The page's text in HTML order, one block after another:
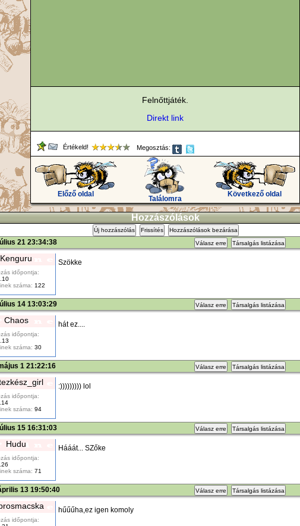
Felnőttjáték.
Direkt link
Értékeld! Megosztás:
Előző oldal
Találomra
Következő oldal
Hozzászólások
Új hozzászólás Frissítés Hozzászólások bezárása
21 23:34:38 Válasz erre Társalgás listázása
Kenguru
időpontja:
száma: 122
Szökke
14 13:03:29 Válasz erre Társalgás listázása
Chaos
időpontja:
száma: 30
hát ez....
1 21:22:16 Válasz erre Társalgás listázása
időpontja:
száma: 94
:))))))))) lol
15 16:31:03 Válasz erre Társalgás listázása
Hudu
időpontja:
száma: 71
Hááát... SZőke
13 19:50:40 Válasz erre Társalgás listázása
időpontja:
hűűűha,ez igen komoly